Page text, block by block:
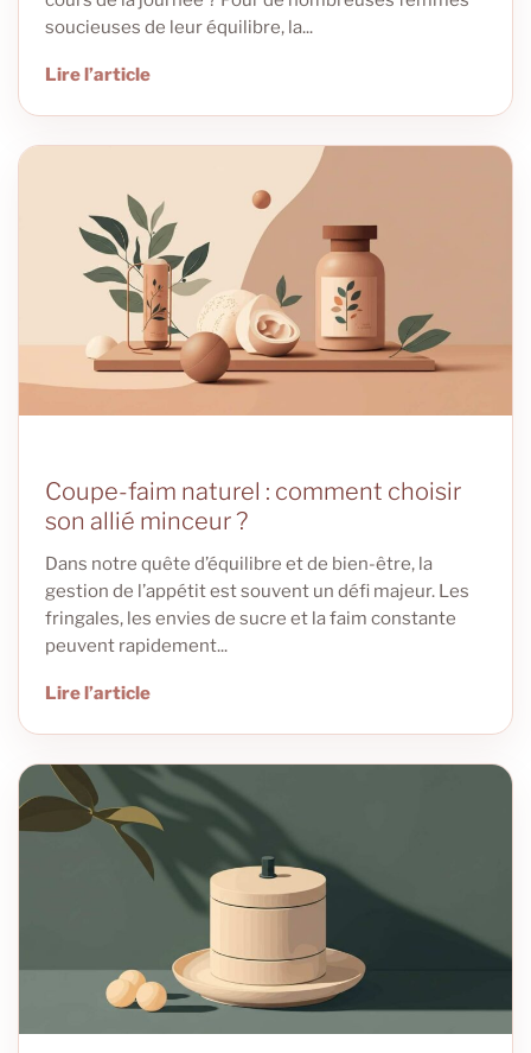
soucieuses de leur équilibre, la...
Lire l’article
Coupe-faim naturel : comment choisir
son allié minceur ?
Dans notre quête d’équilibre et de bien-être, la
gestion de l’appétit est souvent un défi majeur. Les
fringales, les envies de sucre et la faim constante
peuvent rapidement...
Lire l’article